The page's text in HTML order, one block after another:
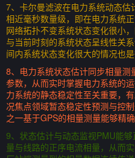
7、卡尔曼滤波在电力系统动态
相近毫秒数量级，即在电力系统
网络拓扑不变系统状态变化很小
与当前时刻的系统状态呈线性关
间内系统状态变化很大的情况也是
8、电力系统状态估计同步相量
参数，从而实时掌握电力系统的
力系统的静态稳定性至关重要，
况焦点领域暂态稳定性预测与控
之一基于GPS的相量测量能够精确
9、状态估计与动态监视PMU能
量与线路的正序电流相量，从而